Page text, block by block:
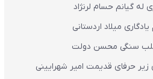
له گیانم حسام لرنژاد
میلاد اردستانی
قلب سنگی محسن دولت
حرفای قدیمت امیر شهرایینی